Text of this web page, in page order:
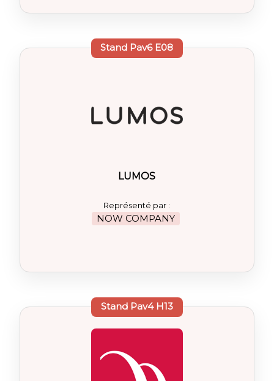
Stand Pav6 E08
LUMOS
Représenté par :
NOW COMPANY
StandPav4 H13